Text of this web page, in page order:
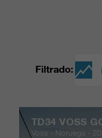
Filtrado:
TD34 VOSS
Voss - Noruega -